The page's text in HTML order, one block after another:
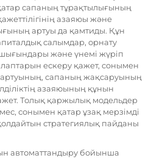
сапаның тұрақтылығының
азаяюы және
артуы да қамтиды. Құн
салымдар, орнату
және үнемі жүріп
ескеру қажет, сонымен
артуының, сапаның жақсаруының
азаяюының құнын
Толық қаржылық модельдер
сонымен қатар ұзақ мерзімді
қолдайтын стратегиялық пайданы
автоматтандыру бойынша